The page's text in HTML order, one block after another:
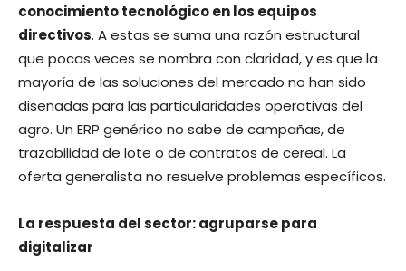
conocimiento tecnológico en los equipos
directivos. A estas se suma una razón estructural
que pocas veces se nombra con claridad, y es que la
mayoría de las soluciones del mercado no han sido
diseñadas para las particularidades operativas del
agro. Un ERP genérico no sabe de campañas, de
trazabilidad de lote o de contratos de cereal. La
oferta generalista no resuelve problemas específicos.
La respuesta del sector: agruparse para
digitalizar